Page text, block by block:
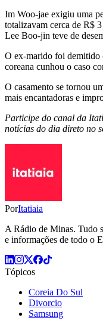
Im Woo-jae exigiu uma
totalizavam cerca de R$
Lee Boo-jin teve de
O ex-marido foi demitido
coreana cunhou o caso
O casamento se tornou
mais encantadoras e
Participe do canal da
notícias do dia direto no
PorItatiaia
A Rádio de Minas. Tudo
e informações de todo o
Tópicos
Coreia Do Sul
Divorcio
Samsung